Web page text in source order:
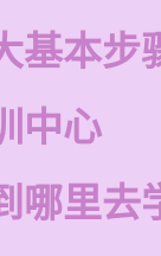
基本步
中心
哪里去